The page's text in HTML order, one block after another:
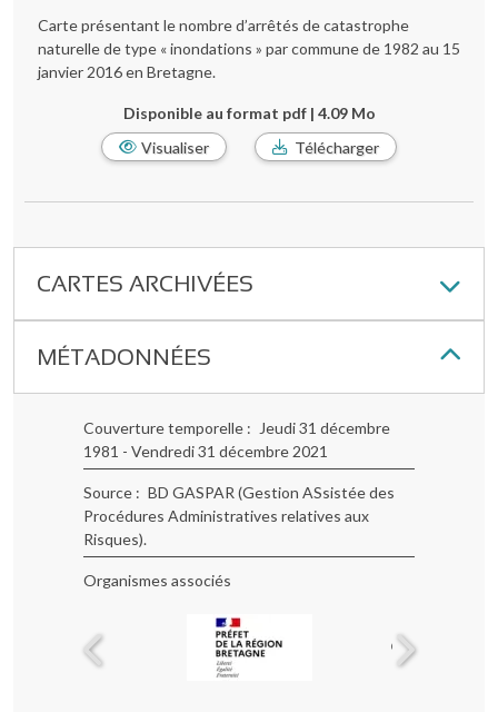
Carte présentant le nombre d’arrêtés de catastrophe
naturelle de type « inondations » par commune de 1982 au 15
janvier 2016 en Bretagne.
Disponible au format pdf | 4.09 Mo
Visualiser
Télécharger
CARTES ARCHIVÉES
MÉTADONNÉES
Couverture temporelle
Jeudi 31 décembre
1981 - Vendredi 31 décembre 2021
Source
BD GASPAR (Gestion ASsistée des
Procédures Administratives relatives aux
Risques).
Organismes associés